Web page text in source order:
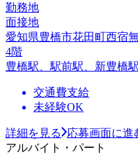
勤務地
面接地
愛知県豊橋市花田町西宿
4階
豊橋駅、駅前駅、新豊橋駅
交通費支給
未経験OK
詳細を見る
応募画面に進
アルバイト・パート